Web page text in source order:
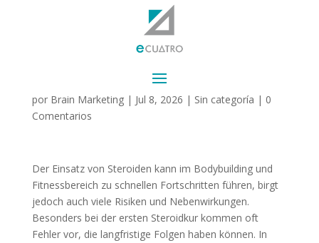
Top-Fehler bei der
ersten Steroidkur
por Brain Marketing| Jul 8, 2026 | Sin categoría | 0
Comentarios
Der Einsatz von Steroiden kann im Bodybuilding und
Fitnessbereich zu schnellen Fortschritten führen, birgt
jedoch auch viele Risiken und Nebenwirkungen.
Besonders bei der ersten Steroidkur kommen oft
Fehler vor, die langfristige Folgen haben können. In